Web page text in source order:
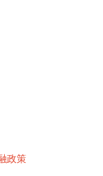
政策